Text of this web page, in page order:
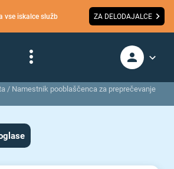
vse iskalce služb ZA DELODAJALCE
/ Namestnik pooblaščenca za preprečevanje